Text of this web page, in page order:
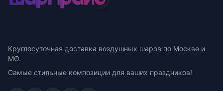
Круглосуточная доставка воздушных шаров по Москве и
МО.
Самые стильные композиции для ваших праздников!